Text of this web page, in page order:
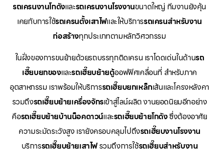
รถเครนงานโกดังและรถเครนงานโรงงานขนาดใหญ่ ทีมงานยังคุ้น
เคยกับการใช้รถเครนตั้งเสาไฟและให้บริการรถเครนสำหรับงาน
ก่อสร้างทุกประเภทตามหลักวิศวกรรม
ในฝั่งของการขนย้ายด้วยรถบรรทุกติดเครน เราโดดเด่นในด้านรถ
เฮี๊ยบยกของและรถเฮี๊ยบย้ายตู้ออฟฟิศเคลื่อนที่ สำหรับภาค
อุตสาหกรรม เราพร้อมให้บริการรถเฮี๊ยบยกเหล็กเส้นและโครงหลังคา
รวมถึงรถเฮี๊ยบย้ายเครื่องจักรเข้าสู่ไลน์ผลิต งานยอดนิยมอีกอย่าง
คือรถเฮี๊ยบย้ายบ้านน็อคดาวน์และรถเฮี๊ยบย้ายโกดังซึ่งต้องอาศัย
ความระมัดระวังสูง เรายังครอบคลุมไปถึงรถเฮี๊ยบงานโรงงาน
บริการรถเฮี๊ยบย้ายเสาไฟรวมถึงการใช้รถเฮี๊ยบสำหรับงาน